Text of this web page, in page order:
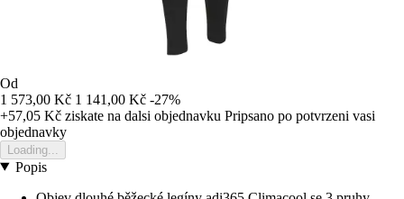
Od
1 573,00 Kč 1 141,00 Kč -27%
+57,05 Kč ziskate na dalsi objednavku Pripsano po potvrzeni vasi
objednavky
Loading...
Popis